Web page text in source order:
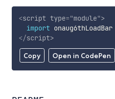
Copy Open in CodePen
<script type="module">
import onaug6thLoadBar
</script>